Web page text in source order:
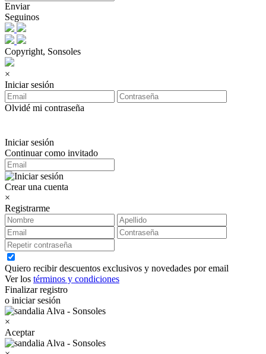
Enviar
Seguinos
Copyright, Sonsoles
×
Iniciar sesión
Olvidé mi contraseña
Iniciar sesión
Continuar como invitado
Crear una cuenta
×
Registrarme
Quiero recibir descuentos exclusivos y novedades por email
Ver los términos y condiciones
Finalizar registro
o iniciar sesión
×
Aceptar